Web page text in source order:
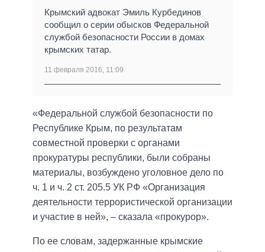
Крымский адвокат Эмиль Курбединов
сообщил о серии обысков Федеральной
службой безопасности России в домах
крымских татар.
11 февраля 2016, 11:09
«Федеральной службой безопасности по
Республике Крым, по результатам
совместной проверки с органами
прокуратуры республики, были собраны
материалы, возбуждено уголовное дело по
ч. 1 и ч. 2 ст. 205.5 УК РФ «Организация
деятельности террористической организации
и участие в ней», – сказала «прокурор».
По ее словам, задержанные крымские